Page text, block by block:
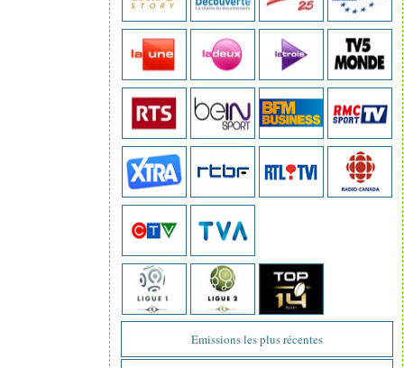
Emissions les plus récentes